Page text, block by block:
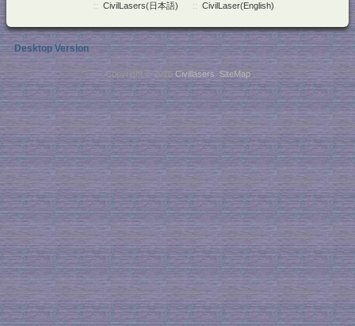
:: CivilLasers(日本語) :: CivilLaser(English)
Desktop Version
Copyright © 2026Civillasers SiteMap